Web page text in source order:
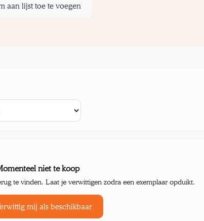
aan lijst toe te voegen
niet te koop
te vinden. Laat je verwittigen zodra een exemplaar opduikt.
mij als beschikbaar